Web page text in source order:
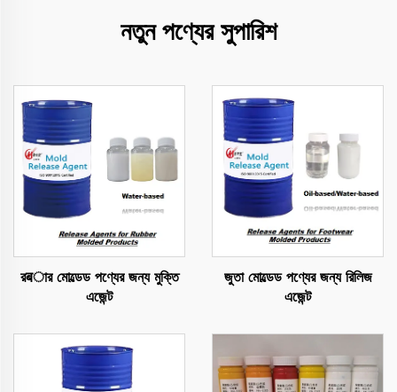
নতুন পণ্যের সুপারিশ
রबার মোল্ডেড পণ্যের জন্য মুক্তি
এজেন্ট
জুতা মোল্ডেড পণ্যের জন্য রিলিজ
এজেন্ট